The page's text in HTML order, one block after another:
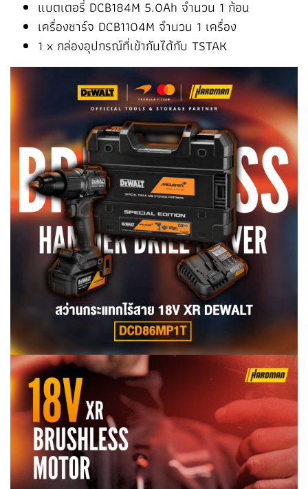
แบตเตอรี่ DCB184M 5.0Ah จำนวน 1 ก้อน
เครื่องชาร์จ DCB1104M จำนวน 1 เครื่อง
1 x กล่องอุปกรณ์ที่เข้ากันได้กับ TSTAK